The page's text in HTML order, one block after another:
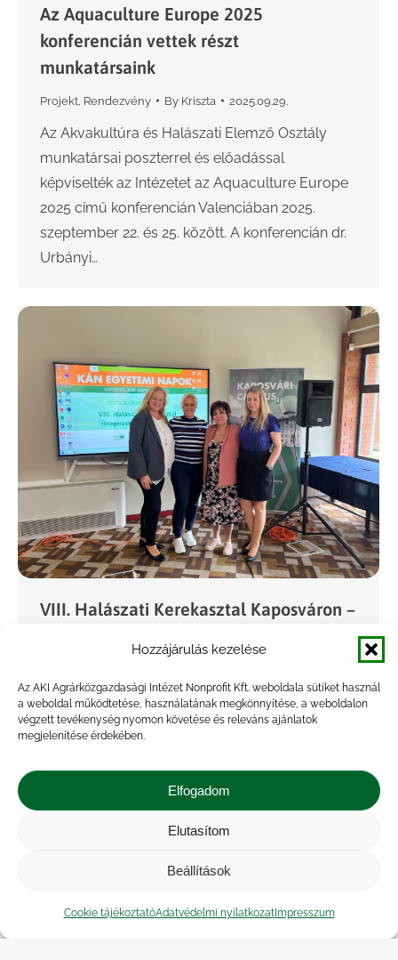
Hozzájárulás kezelése
Az AKI Agrárközgazdasági Intézet Nonprofit Kft. weboldala sütiket használ
a weboldal működtetése, használatának megkönnyítése, a weboldalon
végzett tevékenység nyomon követése és releváns ajánlatok
megjelenítése érdekében.
Elfogadom
Elutasítom
Beállítások
Cookie tájékoztatóAdatvédelmi nyilatkozatImpresszum
Az Aquaculture Europe 2025
konferencián vettek részt
munkatársaink
Projekt Rendezvény By Kriszta 2025.09.29.
Az Akvakultúra és Halászati Elemző Osztály
munkatársai poszterrel és előadással
képviselték az Intézetet az Aquaculture Europe
2025 című konferencián Valenciában 2025.
szeptember 22. és 25. között. A konferencián dr.
Urbányi…
VIII. Halászati Kerekasztal Kaposváron –
Projekt, Rendezvény ByKriszta 2025.09.26.
2025. szeptember 25-én a KÁN Egyetemi Napok
MATE könyvtárának olvasótermében. Az
esemény fővédnöki tisztségét prof. dr. Horn